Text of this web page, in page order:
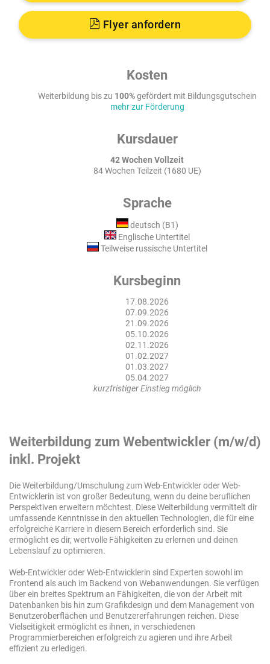
Flyer anfordern
Kosten
Weiterbildung bis zu 100%gefördert mit Bildungsgutschein
mehr zur Förderung
Kursdauer
42 Wochen Vollzeit
84 Wochen Teilzeit (1680 UE)
Sprache
deutsch (B1)
Englische Untertitel
Teilweise russische Untertitel
Kursbeginn
17.08.2026
07.09.2026
21.09.2026
05.10.2026
02.11.2026
01.02.2027
01.03.2027
05.04.2027
kurzfristiger Einstieg möglich
Weiterbildung zum Webentwickler (m/w/d)
inkl. Projekt
Die Weiterbildung/Umschulung zum Web-Entwickler oder Web-
Entwicklerin ist von großer Bedeutung, wenn du deine beruflichen
Perspektiven erweitern möchtest. Diese Weiterbildung vermittelt dir
umfassende Kenntnisse in den aktuellen Technologien, die für eine
erfolgreiche Karriere in diesem Bereich erforderlich sind. Sie
ermöglicht es dir, wertvolle Fähigkeiten zu erlernen und deinen
Lebenslauf zu optimieren.
Web-Entwickler oder Web-Entwicklerin sind Experten sowohl im
Frontend als auch im Backend von Webanwendungen. Sie verfügen
über ein breites Spektrum an Fähigkeiten, die von der Arbeit mit
Datenbanken bis hin zum Grafikdesign und dem Management von
Benutzeroberflächen und Benutzererfahrungen reichen. Diese
Vielseitigkeit ermöglicht es ihnen, in verschiedenen
Programmierbereichen erfolgreich zu agieren und ihre Arbeit
effizient zu erledigen.